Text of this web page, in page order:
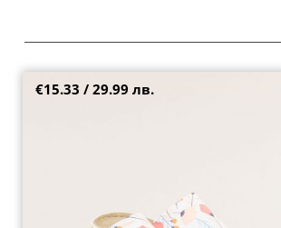
Дамски чехли на платформа в бял цвят с
€15.33 / 29.99 лв.